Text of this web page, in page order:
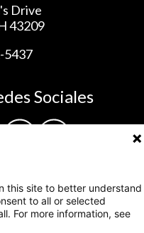
Drive
43209
5437
Sociales
this site to better understand
to all or selected
For more information, see